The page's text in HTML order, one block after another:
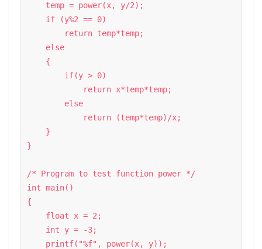
    temp = power(x, y/2);
    if (y%2 == 0)
        return temp*temp;
    else
    {
        if(y > 0)
            return x*temp*temp;
        else
            return (temp*temp)/x;
    }
}
/* Program to test function power */
int main()
{
    float x = 2;
    int y = -3;
    printf("%f", power(x, y));